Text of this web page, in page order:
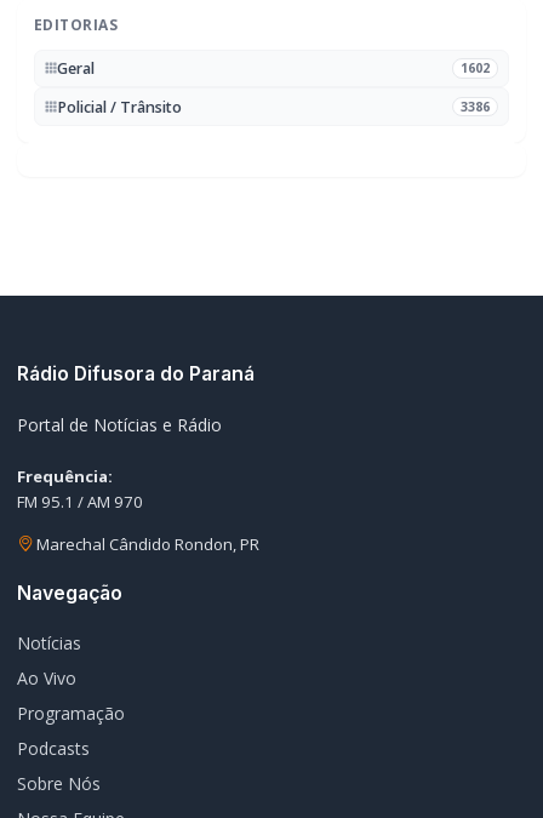
Frequência:
Marechal Cândido Rondon, PR
Navegação
Notícias
Programação
Podcasts
Sobre Nós
Nossa Equipe